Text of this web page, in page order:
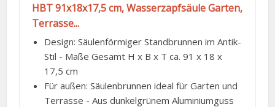
HBT 91x18x17,5 cm, Wasserzapfsäule Garten,
Terrasse...
Design: Säulenförmiger Standbrunnen im Antik-
Stil - Maße Gesamt H x B x T ca. 91 x 18 x
17,5 cm
Für außen: Säulenbrunnen ideal für Garten und
Terrasse - Aus dunkelgrünem Aluminiumguss